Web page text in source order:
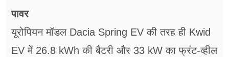
पावर
यूरोपियन मॉडल Dacia Spring EV की तरह ही Kwid
EV में 26.8 kWh की बैटरी और 33 kW का फ्रंट-व्हील